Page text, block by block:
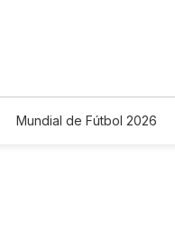
Mundial de Fútbol 2026